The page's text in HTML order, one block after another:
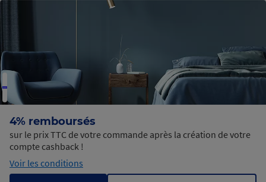
4% remboursés
sur le prix TTC de votre commande après la création de votre
compte cashback !
Voir les conditions